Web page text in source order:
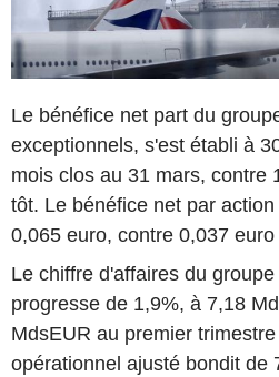
Le bénéfice net part du
exceptionnels, s'est établi à
mois clos au 31 mars, contre
tôt. Le bénéfice net par
0,065 euro, contre 0,037 euro
Le chiffre d'affaires du
progresse de 1,9%, à 7,18
MdsEUR au premier
opérationnel ajusté bondit de